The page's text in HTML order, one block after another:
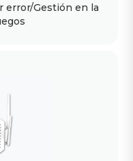
error/Gestión en la